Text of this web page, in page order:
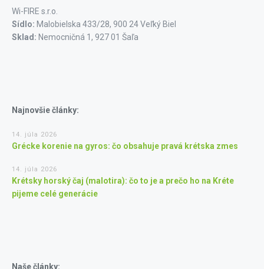
Wi-FIRE s.r.o.
Sídlo: Malobielska 433/28, 900 24 Veľký Biel
Sklad: Nemocničná 1, 927 01 Šaľa
Najnovšie články:
14. júla 2026
Grécke korenie na gyros: čo obsahuje pravá krétska zmes
14. júla 2026
Krétsky horský čaj (malotira): čo to je a prečo ho na Kréte
pijeme celé generácie
Naše články: